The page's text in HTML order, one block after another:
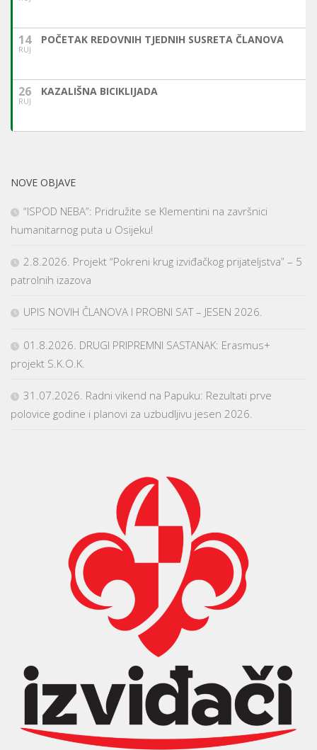
14
RUJ
POČETAK REDOVNIH TJEDNIH SUSRETA ČLANOVA
26
RUJ
KAZALIŠNA BICIKLIJADA
NOVE OBJAVE
“ISPOD NEBA”: Pridružite se Klementini na završnici
humanitarnog puta u Osijeku!
2.8.2026. Projekt “Pokreni krug izviđačkog prijateljstva” – 5
patrolnih izazova
UPIS NOVIH ČLANOVA I PROBNI SAT – JESEN 2026.
01.8.2026. DRUGI PRIPREMNI SASTANAK: Erasmus+
projekt S.K.O.K.
31.07.2026. Radni vikend na Papuku: Rezultati prve
polovice godine i planovi za uzbudljivu jesen 2026.